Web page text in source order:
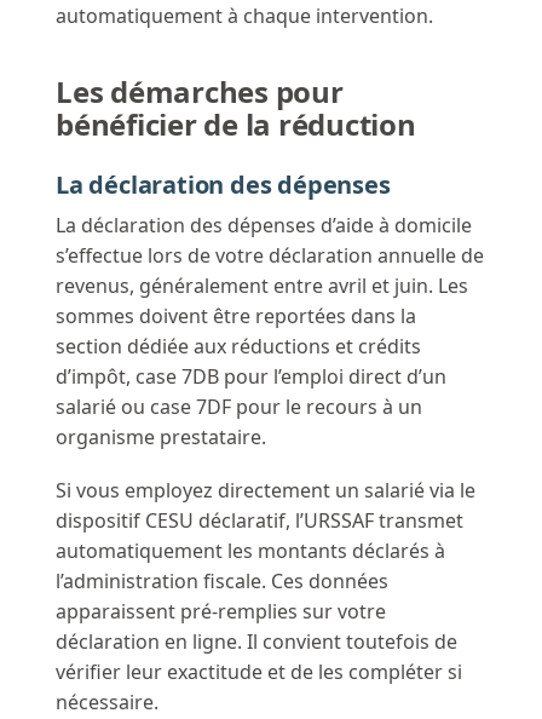
automatiquement à chaque intervention.
Les démarches pour
bénéficier de la réduction
La déclaration des dépenses
La déclaration des dépenses d’aide à domicile
s’effectue lors de votre déclaration annuelle de
revenus, généralement entre avril et juin. Les
sommes doivent être reportées dans la
section dédiée aux réductions et crédits
d’impôt, case 7DB pour l’emploi direct d’un
salarié ou case 7DF pour le recours à un
organisme prestataire.
Si vous employez directement un salarié via le
dispositif CESU déclaratif, l’URSSAF transmet
automatiquement les montants déclarés à
l’administration fiscale. Ces données
apparaissent pré-remplies sur votre
déclaration en ligne. Il convient toutefois de
vérifier leur exactitude et de les compléter si
nécessaire.